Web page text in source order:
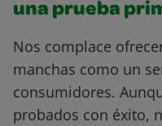
una prueba
Nos complace
manchas como un
consumidores.
probados con éxito,